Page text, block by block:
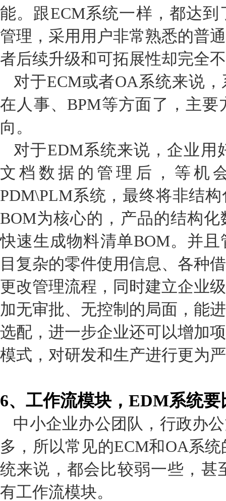
能。跟ECM系统一样，都达
管理，采用用户非常熟悉的普
者后续升级和可拓展性却完全
对于ECM或者OA系统来说
在人事、BPM等方面了，主
向。
对于EDM系统来说，企业用
文档数据的管理后，等机
PDM\PLM系统，最终将非结
BOM为核心的，产品的结构
快速生成物料清单BOM。并
目复杂的零件使用信息、各种
更改管理流程，同时建立企业
加无审批、无控制的局面，能
选配，进一步企业还可以增加
模式，对研发和生产进行更为
6、工作流模块， EDM系统要
中小企业办公团队，行政办
多，所以常见的ECM和OA系
统来说，都会比较弱一些，甚
有工作流模块。